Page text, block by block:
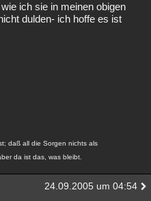
ich sie in meinen obigen
dulden- ich hoffe es ist
daß all die Sorgen nichts als
da ist das, was bleibt.
24.09.2005 um 04:54